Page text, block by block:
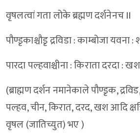
वृषलत्वां गता लोके ब्रह्मण दर्शनेनच II
पौण्डृकाश्चौडृ द्रविडा : काम्बोजा यवना
पारदा पल्हवाश्चीना : किराता दरदा :
(ब्राह्मण दर्शन नमानेकाले पौण्डृक,
पल्हव, चीन, किरात, दरद, खश आदि
वृषल (जातिच्युत) भए )